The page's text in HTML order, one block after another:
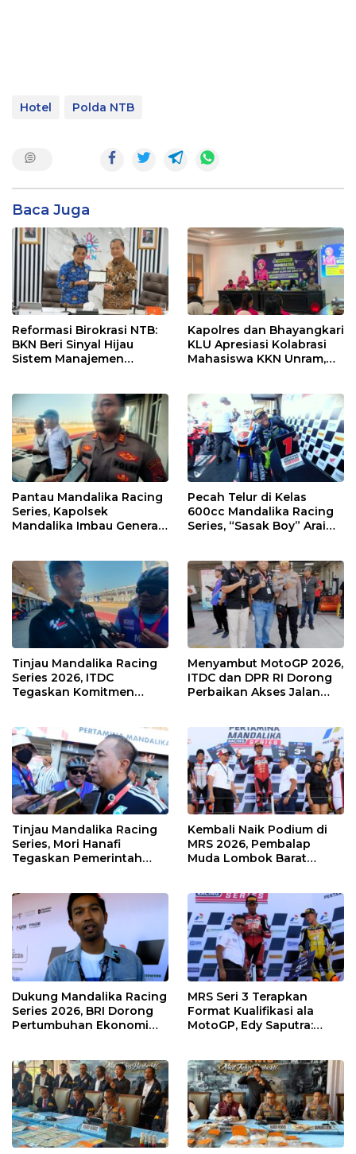
Hotel Polda NTB
Baca Juga
Reformasi Birokrasi NTB:
BKN Beri Sinyal Hijau
Sistem Manajemen
Kapolres dan Bhayangkari
KLU Apresiasi Kolabrasi
Mahasiswa KKN Unram,
Pantau Mandalika Racing
Series, Kapolsek
Mandalika Imbau Generasi
Pecah Telur di Kelas
600cc Mandalika Racing
Series, “Sasak Boy” Arai
Tinjau Mandalika Racing
Series 2026, ITDC
Tegaskan Komitmen
Kawasan
Menyambut MotoGP 2026,
ITDC dan DPR RI Dorong
Perbaikan Akses Jalan
Tinjau Mandalika Racing
Series, Mori Hanafi
Tegaskan Pemerintah
Kembali Naik Podium di
MRS 2026, Pembalap
Muda Lombok Barat
Dukung Mandalika Racing
Series 2026, BRI Dorong
Pertumbuhan Ekonomi
MRS Seri 3 Terapkan
Format Kualifikasi ala
MotoGP, Edy Saputra: